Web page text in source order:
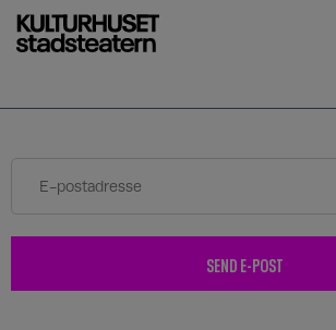
SEND E-POST